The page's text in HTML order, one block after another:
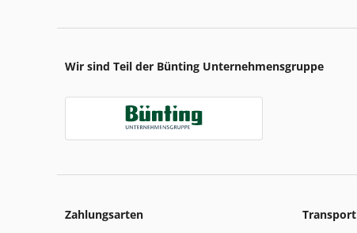
Wir sind Teil der Bünting Unternehmensgruppe
Zahlungsarten Transport